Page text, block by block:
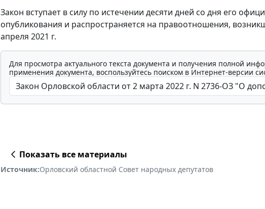
Закон вступает в силу по истечении десяти дней со дня его
опубликования и распространяется на правоотношения,
апреля 2021 г.
Для просмотра актуального текста документа и получения полной
применения документа, воспользуйтесь поиском в Интернет-версии
Показать все материалы
Источник:Орловский областной Совет народных депутатов